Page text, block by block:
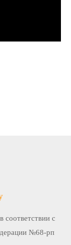
соответствии c
№68-рп